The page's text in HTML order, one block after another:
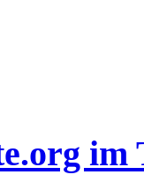
im